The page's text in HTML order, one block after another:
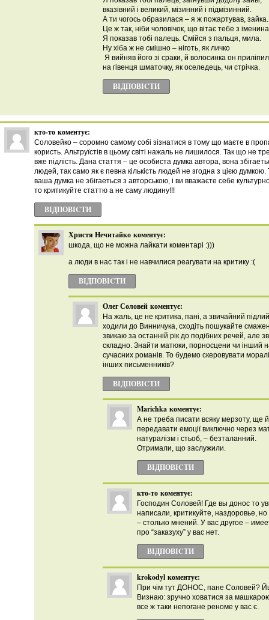
вказівний і великий, мізинний і підмізинний.
А ти чогось образилася – я ж пожартував, зайка.
Це ж так, ніби чоловічок, що вітає тебе з
Я показав тобі палець. Смійся з пальця, мила.
Ну хіба ж не смішно – ніготь, як личко
Я вийняв його зі сраки, й волосинка он
на гівенця шматочку, як оселедець, чи стрічка.
ВІДПОВІCТИ
кто-то коментує:
Соловейко – соромно самому собі зізнатися в тому що маєте в
користь. Альтруїстів в цьому світі нажаль не лишилося. Так що не
вже підлість. Дана стаття – це особиста думка автора, вона
людей, так само як є певна кількість людей не згодна з цією
ваша думка не збігаеться з авторською, і ви вважаєте себе
то критикуйте статтю а не саму людину!!!
ВІДПОВІCТИ
Христя Нечитайко коментує:
шкода, що не можна лайкати коментарі :)))
а люди в нас так і не навчилися реагувати на критику :(
ВІДПОВІCТИ
Олег Соловей коментує:
На жаль, це не критика, пані, а звичайний
ходили до Винничука, сходіть пошукайте
звикаю за останній рік до подібних речей, але
складно. Знайти матюки, порносцени чи інший
сучасних романів. То будемо скеровувати
інших письменників?
ВІДПОВІCТИ
Marichka коментує:
А не треба писати всяку мерзоту, ще
передавати емоції виключно через
натуралізм і стьоб, – безталанний.
Отримали, що заслужили.
ВІДПОВІCТИ
кто-то коментує:
Господин Соловей! Где вы донос то
написали, критикуйте, наздоровье,
– столько мнений. У вас другое –
про “заказуху” у вас нет.
ВІДПОВІCТИ
krokodyl коментує:
При чім тут ДОНОС, пане Соловей?
Визнаю: зручно ховатися за
все ж таки непогане реноме у вас є.